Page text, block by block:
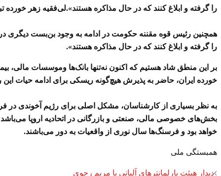
را گرفته و ابلاغ کنند که در حال مذاکره هستند».لی‌فقیه زهر خورده
همچنین رئیس قوه مقننه حکومت در ادامه به وجود بن‌بست دیگری در
را گرفته و ابلاغ کنند که در حال مذاکره هستند».
بر این منطق شاد هستیم که اکنون نه‌تنها بانک‌ها وموسسات مالی،
خورده ایران، حاضر به پذیرش هیچ‌گونه ریسکی برای ادامه حیات
به نظر بسیاری از کارشناسان، مشکل اصلی برای رژیم آخوندی در
بخش‌های خصوصی مالی، صنعتی و بازرگانی در اتحادیه اروپا
خواهد بود و فرسنگ‌ها سال نوری از واقعیات به دور می‌باشند.
همبستگی ملی
دیدار هیئت پارلمانترهای آلبانی با مریم رجوی